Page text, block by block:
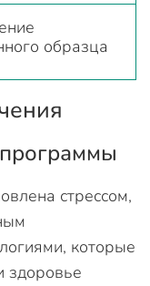
образца
стрессом,
которые
здоровье